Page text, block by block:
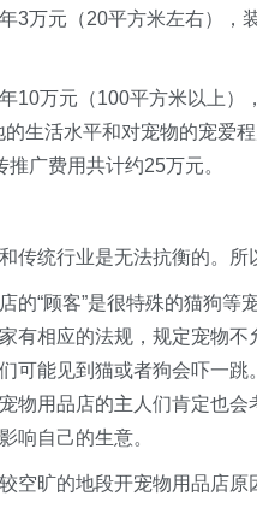
元（20平方米左右），
万元（100平方米以上）
生活水平和对宠物的宠爱
广费用共计约25万元。
统行业是无法抗衡的。所
顾客”是很特殊的猫狗等
有相应的法规，规定宠物
可能见到猫或者狗会吓一
物用品店的主人们肯定也
响自己的生意。
旷的地段开宠物用品店原